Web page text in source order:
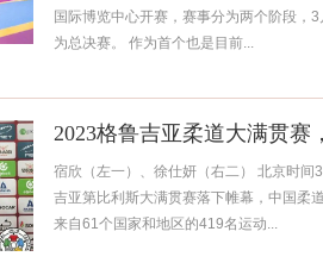
国际博览中心开赛，赛事分为两个阶段，
为总决赛。 作为首个也是目前...
2023格鲁吉亚柔道大满贯赛
宿欣（左一）、徐仕妍（右二） 北京时
吉亚第比利斯大满贯赛落下帷幕，中国柔
来自61个国家和地区的419名运动...